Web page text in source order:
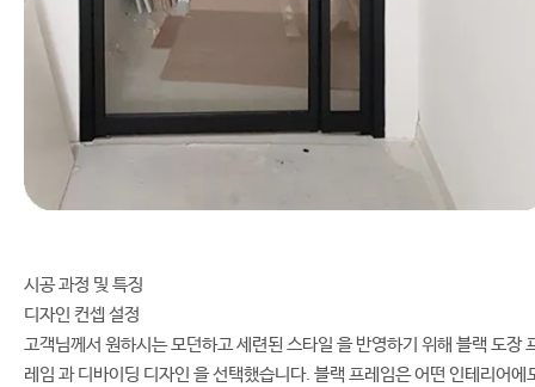
시공 과정 및 특징
디자인 컨셉 설정
고객님께서 원하시는 모던하고 세련된 스타일 을 반영하기 위해 블랙 도장
레임 과 디바이딩 디자인 을 선택했습니다. 블랙 프레임은 어떤 인테리어에